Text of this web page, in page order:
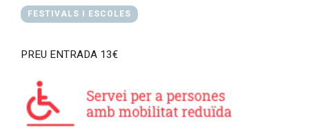
FESTIVALS I ESCOLES
PREU ENTRADA 13€